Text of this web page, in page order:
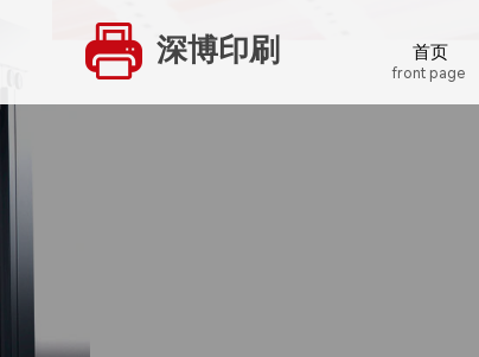
首页
深博印刷
front page